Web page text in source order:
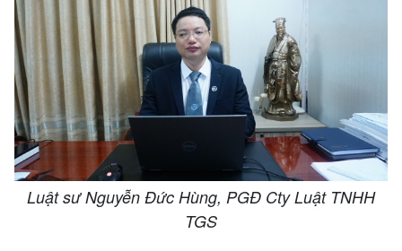
Luật sư Nguyễn Đức Hùng, PGĐ Cty Luật TNHH
TGS